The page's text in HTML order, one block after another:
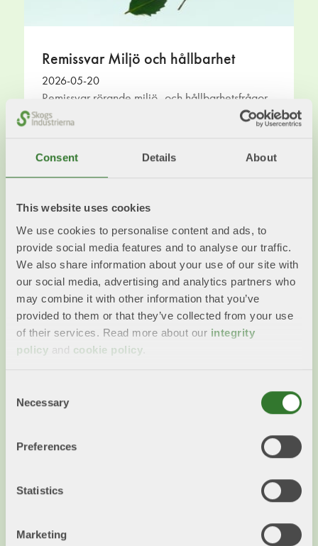
Consent Details About
This website uses cookies
We use cookies to personalise content and ads, to
provide social media features and to analyse our traffic.
We also share information about your use of our site with
our social media, advertising and analytics partners who
may combine it with other information that you’ve
provided to them or that they’ve collected from your use
of their services. Read more about our integrity
policy and cookie policy
Selection
Necessary
Preferences
Statistics
Marketing
Remissvar Miljö och hållbarhet
2026-05-20
Remissvar rörande miljö- och hållbarhetsfrågor.
Läs mer
Prioriterade politiska frågor inom
Läs mer